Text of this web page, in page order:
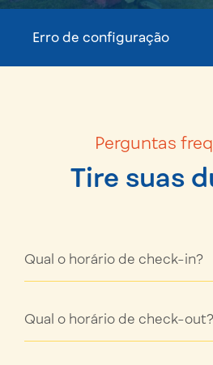
Erro de configuração
Perguntas
Tire suas
Qual o horário de check-in?
Qual o horário de check-out?